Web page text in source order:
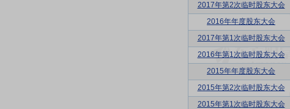
2017年第2次临时股东大会
2016年年度股东大会
2017年第1次临时股东大会
2016年第1次临时股东大会
2015年年度股东大会
2015年第2次临时股东大会
2015年第1次临时股东大会